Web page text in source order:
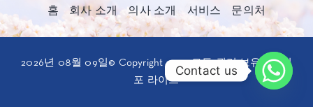
홈 회사 소개 의사 소개 서비스 문의처
2026년 08월 09일© Copyright 2025 모든 권리 보유 • 뷰티
포 라이프
Contact us